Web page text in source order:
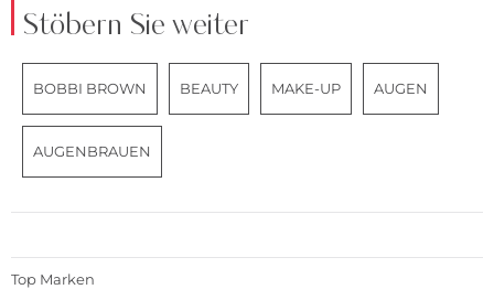
Stöbern Sie weiter
BOBBI BROWN BEAUTY MAKE-UP AUGEN
AUGENBRAUEN
Top Marken